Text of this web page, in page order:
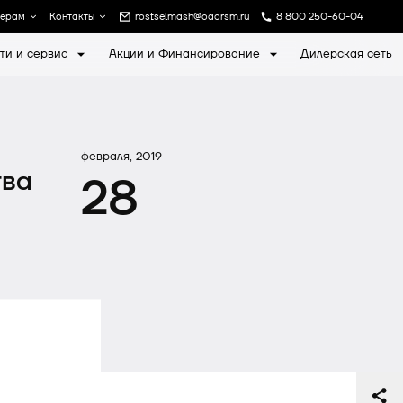
Контакты rostselmash@oaorsm.ru 8 800 250-60-04
и сервис Акции и Финансирование Дилерская сеть
февраля, 2019
28